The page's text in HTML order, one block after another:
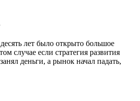
лет было открыто большое
случае если стратегия развития
деньги, а рынок начал падать,